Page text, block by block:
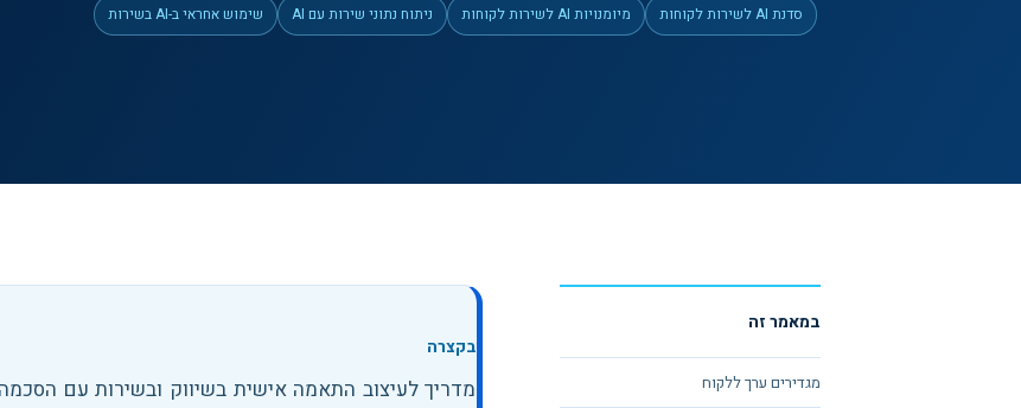
סדנת AI לשירות לקוחות מיומנויות AI לשירות לקוחות ניתוח נתוני שירות עם AI שימוש אחראי ב-AI בשירות
במאמר זה
מגדירים ערך ללקוח
בקצרה
מדריך לעיצוב התאמה אישית בשיווק ובשירות עם